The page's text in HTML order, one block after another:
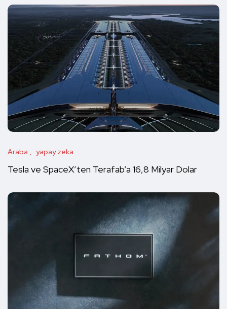
Araba yapay zeka
Tesla ve SpaceX’ten Terafab’a 16,8 Milyar Dolar